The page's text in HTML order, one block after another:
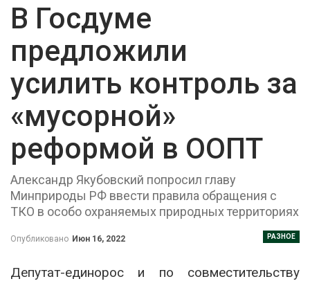
В Госдуме
предложили
усилить контроль за
«мусорной»
реформой в ООПТ
Александр Якубовский попросил главу
Минприроды РФ ввести правила обращения с
ТКО в особо охраняемых природных территориях
РАЗНОЕ
Опубликовано Июн 16, 2022
Депутат-единорос и по совместительству